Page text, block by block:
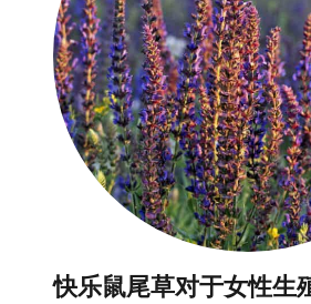
快乐鼠尾草对于女性生